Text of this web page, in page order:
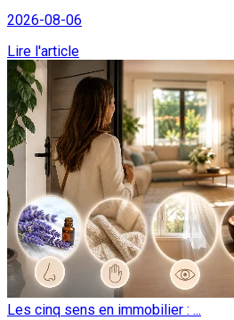
2026-08-06
Lire l'article
Les cinq sens en immobilier : ...